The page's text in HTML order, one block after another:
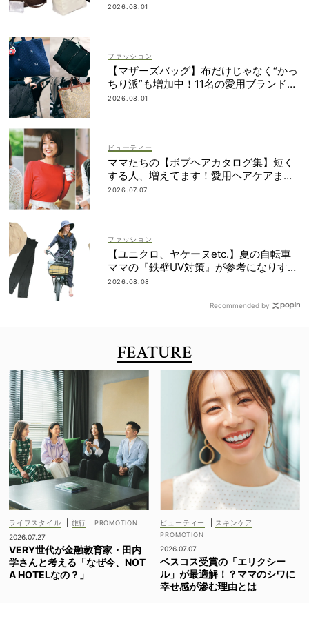
2026.08.01
ファッション
【マザーズバッグ】布だけじゃなく“かっ
ちり派”も増加中！11名の愛用ブランド
は？
2026.08.01
ビューティー
ママたちの【ボブヘアカタログ集】短く
する人、増えてます！愛用ヘアケアまで
全部見せ
2026.07.07
ファッション
【ユニクロ、ヤケーヌetc.】夏の自転車
ママの『鉄壁UV対策』が参考になりすぎ
る！
2026.08.08
Recommended by
FEATURE
ライフスタイル
旅行
2026.07.27
VERY世代が金融教育家・田内
学さんと考える「なぜ今、NOT
A HOTELなの？」
ビューティー スキンケア
2026.07.07
ベスコス受賞の「エリクシー
ル」が最適解！？ママのシワに
幸せ感が滲む理由とは